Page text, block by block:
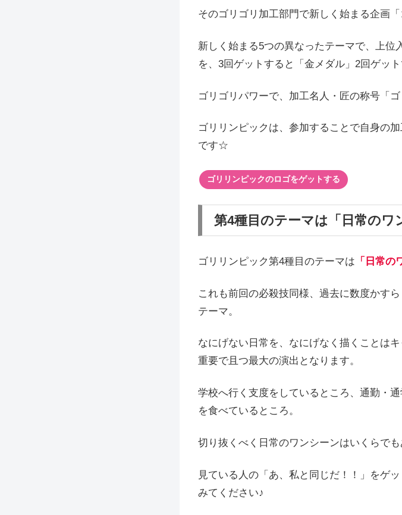
そのゴリゴリ加工部門で新しく始まる企画「
新しく始まる5つの異なったテーマで、上位
を、3回ゲットすると「金メダル」2回ゲッ
ゴリゴリパワーで、加工名人・匠の称号「
ゴリリンピックは、参加することで自身の
です☆
ゴリリンピックのロゴをゲットする
第4種目のテーマは「日常のワ
ゴリリンピック第4種目のテーマは 「日常の
これも前回の必殺技同様、過去に数度かす
テーマ。
なにげない日常を、なにげなく描くことは
重要で且つ最大の演出となります。
学校へ行く支度をしているところ、通勤・
を食べているところ。
切り抜くべく日常のワンシーンはいくらで
見ている人の「あ、私と同じだ！！」をゲ
みてください♪